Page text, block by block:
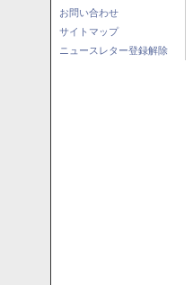
お問い合わせ
サイトマップ
ニュースレター登録解除